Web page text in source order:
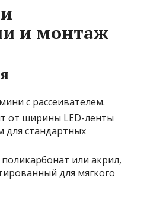
и монтаж
с рассеивателем.
от ширины LED-ленты
для стандартных
поликарбонат или акрил,
для мягкого